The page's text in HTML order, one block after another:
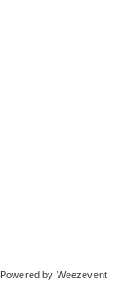
Powered by Weezevent